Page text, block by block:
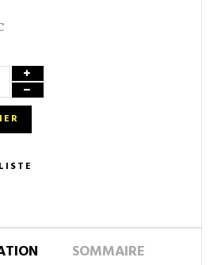
SOMMAIRE